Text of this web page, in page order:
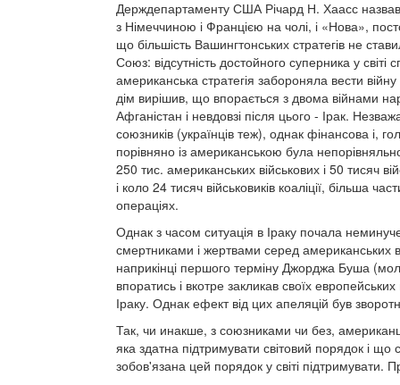
Держдепартаменту США Річард Н. Хаасс
з Німеччиною і Францією на чолі, і «Нова»,
що більшість Вашингтонських стратегів не
Союз: відсутність достойного суперника у
американська стратегія забороняла вести
дім вирішив, що впорається з двома війнами
Афганістан і невдовзі після цього - Ірак.
союзників (українців теж), однак фінансова і,
порівняно із американською була
250 тис. американських військових і 50 тисяч
і коло 24 тисяч військовиків коаліції, більша
операціях.
Однак з часом ситуація в Іраку почала
смертниками і жертвами серед американських
наприкінці першого терміну Джорджа Буша
впоратись і вкотре закликав своїх
Іраку. Однак ефект від цих апеляцій був
Так, чи инакше, з союзниками чи без,
яка здатна підтримувати світовий порядок і
зобов'язана цей порядок у світі